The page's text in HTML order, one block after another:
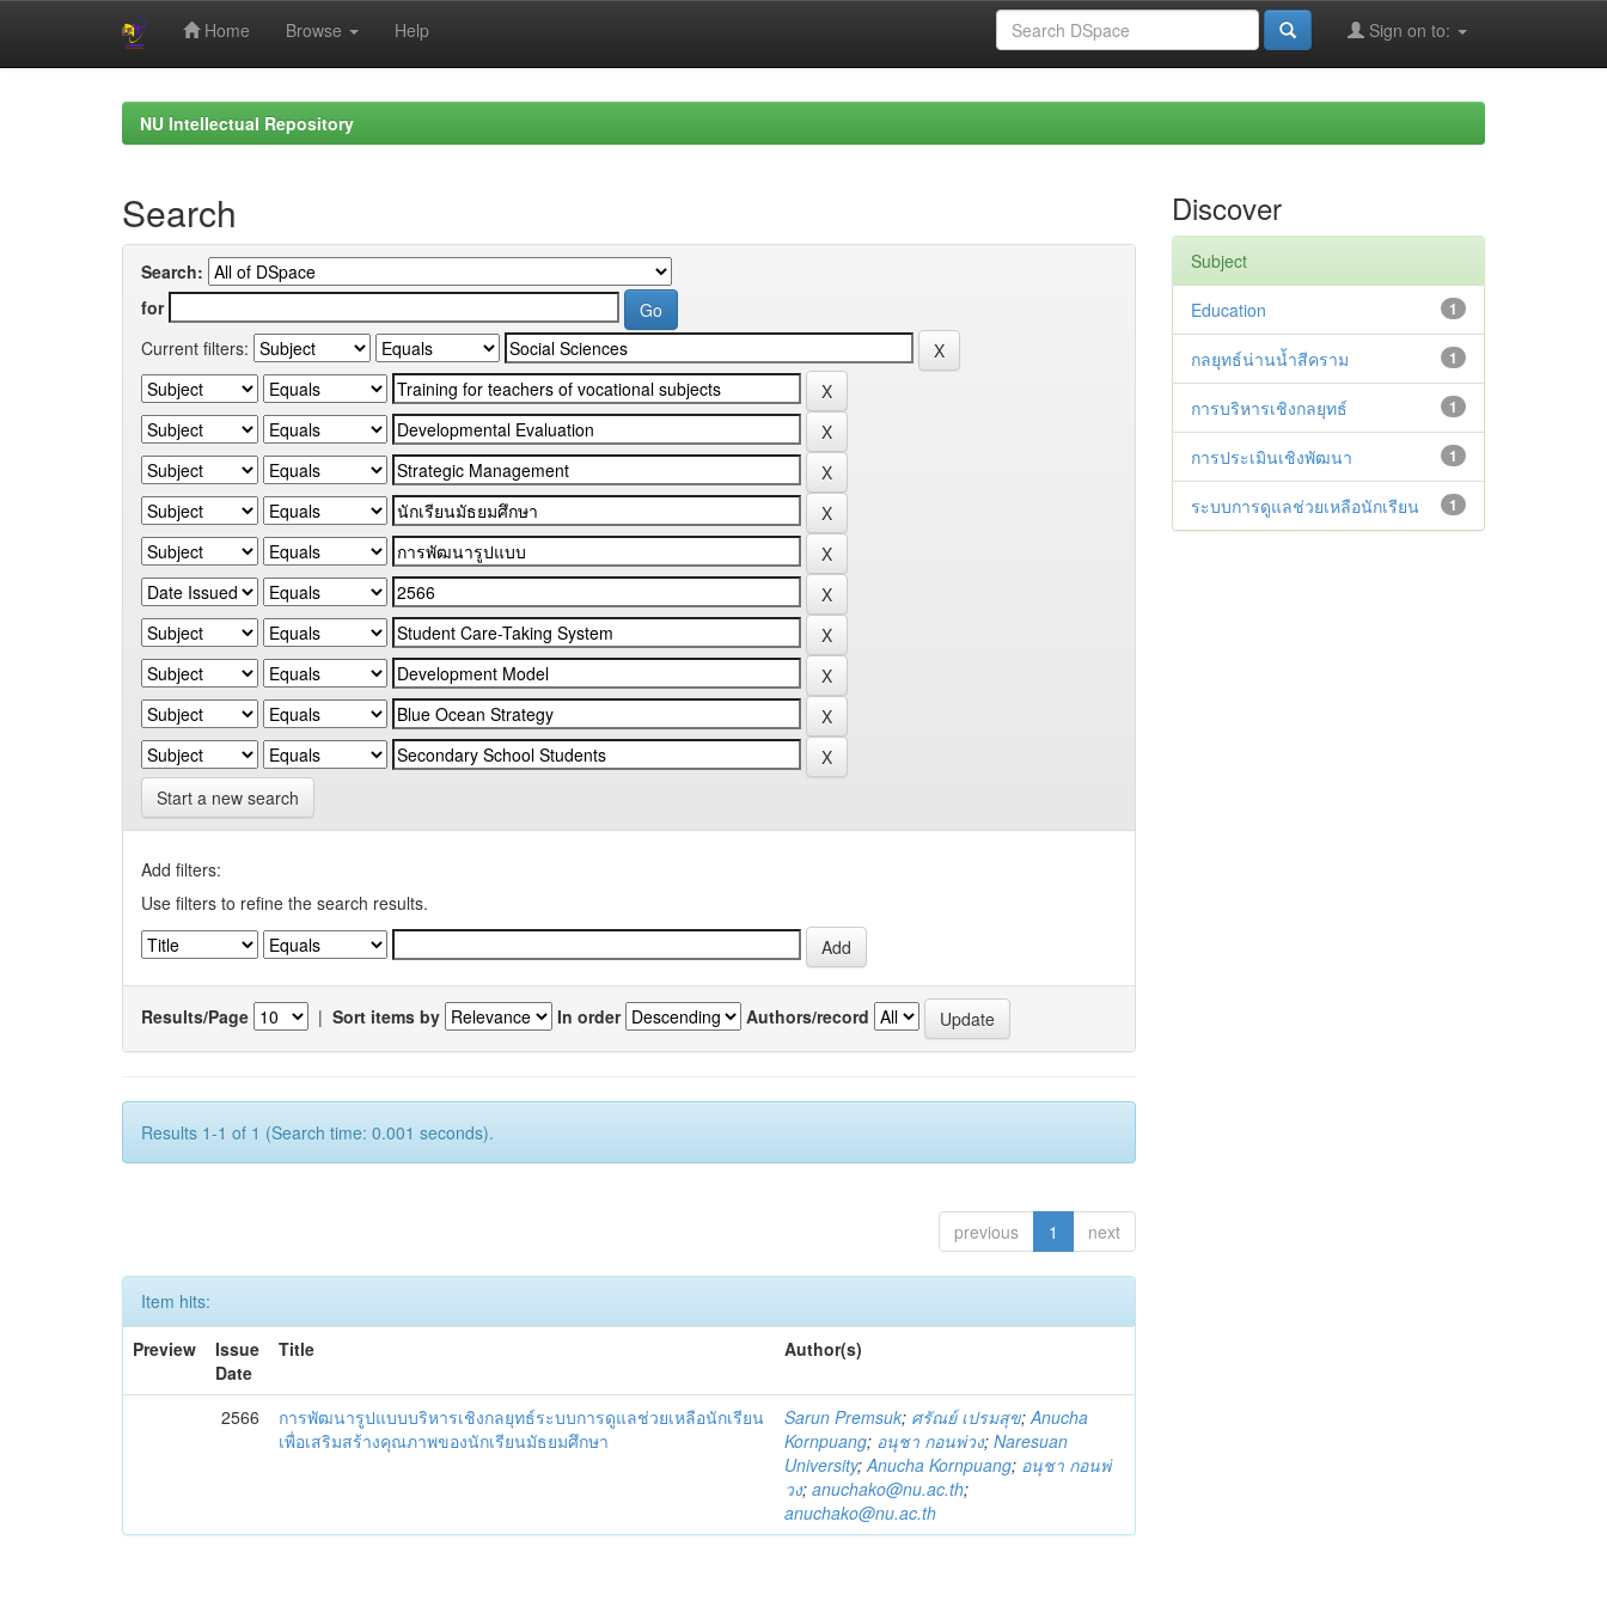
Home Browse Help Sign on to:
NU Intellectual Repository
Search
Search:
for
Current filters:
Start a new search
Add filters:
Use filters to refine the search results.
Results/Page | Sort items by In order Authors/record
Results 1-1 of 1 (Search time: 0.001 seconds).
previous 1 next
Item hits:
Preview
Issue
Date
Title Author(s)
2566
การพัฒนารูปแบบบริหารเชิงกลยุทธ์ระบบการดูแลช่วยเหลือนักเรียน
เพื่อเสริมสร้างคุณภาพของนักเรียนมัธยมศึกษา
Sarun Premsuk; ศรัณย์ เปรมสุข;Anucha
Kornpuang; อนุชา กอนพ่วง;Naresuan
University;Anucha Kornpuang; อนุชา กอนพ่
วง;anuchako@nu.ac.th;
anuchako@nu.ac.th
Discover
Subject
1
Education
1
กลยุทธ์น่านน้ำสีคราม
1
การบริหารเชิงกลยุทธ์
1
การประเมินเชิงพัฒนา
1
ระบบการดูแลช่วยเหลือนักเรียน